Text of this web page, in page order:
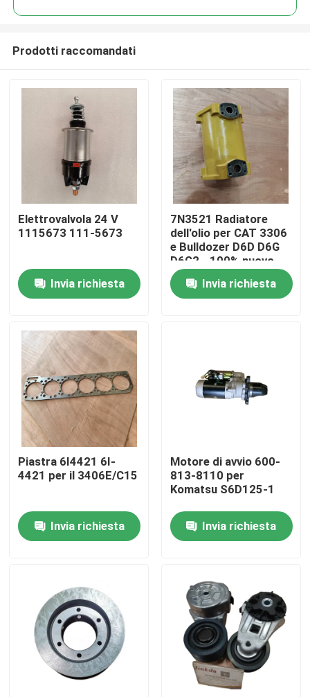
Casa.
Prodotti
Video
Chi Siamo
Visita alla fabbrica
Controllo della qualità
Notizie
scarica
Prodotti raccomandati
Elettrovalvola 24 V
1115673 111-5673
Invia richiesta
7N3521 Radiatore
dell'olio per CAT 3306
e Bulldozer D6D D6G
D6G2 - 100% nuovo
con 1 anno di garanzia
Invia richiesta
Piastra 6I4421 6I-
4421 per il 3406E/C15
Invia richiesta
Motore di avvio 600-
813-8110 per
Komatsu S6D125-1
Invia richiesta